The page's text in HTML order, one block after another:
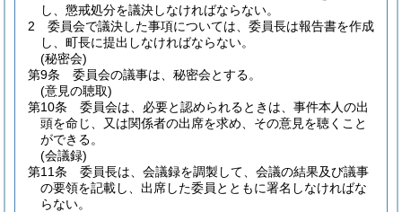
し、懲戒処分を議決しなければならない。
2
委員会で議決した事項については、委員長は報告書を作成
し、町長に提出しなければならない。
(秘密会)
第9条
委員会の議事は、秘密会とする。
(意見の聴取)
第10条
委員会は、必要と認められるときは、事件本人の出
頭を命じ、又は関係者の出席を求め、その意見を聴くこと
ができる。
(会議録)
第11条
委員長は、会議録を調製して、会議の結果及び議事
の要領を記載し、出席した委員とともに署名しなければな
らない。